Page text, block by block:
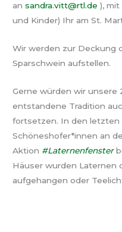
ansandra.vitt@rtl.de ),
und Kinder) Ihr am St.
Wir werden zur Deckung
Sparschwein aufstellen.
Gerne würden wir unsere
entstandene Tradition
fortsetzen. In den letzten
Schöneshofer*innen an
Aktion #Laternenfenster
Häuser wurden Laternen
aufgehangen oder